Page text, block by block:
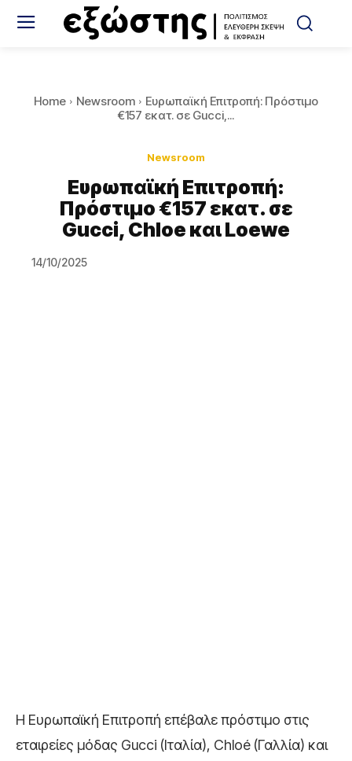
Home Newsroom
Ευρωπαϊκή Επιτροπή: Πρόστιμο
€157 εκατ. σε Gucci,...
Newsroom
Ευρωπαϊκή Επιτροπή:
Πρόστιμο €157 εκατ. σε
Gucci, Chloe και Loewe
14/10/2025
Η Ευρωπαϊκή Επιτροπή επέβαλε πρόστιμο στις
εταιρείες μόδας Gucci (Ιταλία), Chloé (Γαλλία) και